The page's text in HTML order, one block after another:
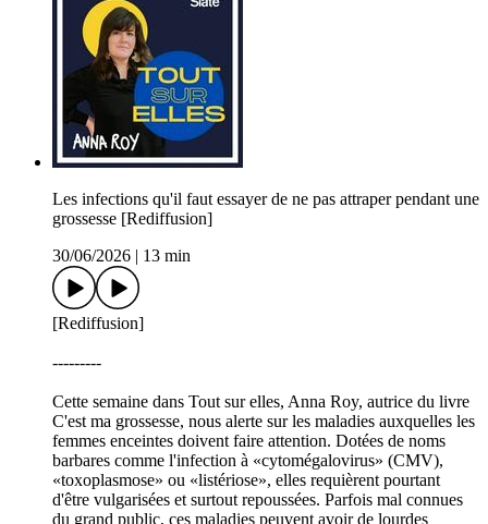
Les infections qu'il faut essayer de ne pas attraper pendant une
grossesse [Rediffusion]
30/06/2026
13 min
[Rediffusion]
---------
Cette semaine dans Tout sur elles, Anna Roy, autrice du livre
C'est ma grossesse, nous alerte sur les maladies auxquelles les
femmes enceintes doivent faire attention. Dotées de noms
barbares comme l'infection à «cytomégalovirus» (CMV),
«toxoplasmose» ou «listériose», elles requièrent pourtant
d'être vulgarisées et surtout repoussées. Parfois mal connues
du grand public, ces maladies peuvent avoir de lourdes